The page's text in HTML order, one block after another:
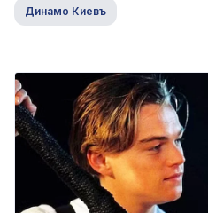
Динамо Киевъ